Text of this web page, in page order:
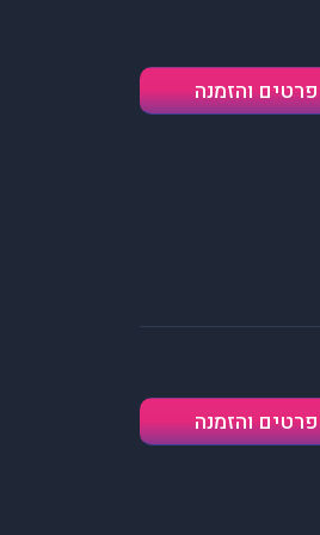
פרטים והזמנה
פרטים והזמנה